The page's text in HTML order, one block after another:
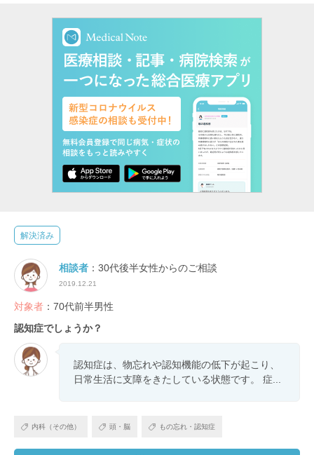
解決済み
相談者 ：30代後半女性からのご相談
2019.12.21
対象者 ：70代前半男性
認知症でしょうか？
認知症は、物忘れや認知機能の低下が起こり、
日常生活に支障をきたしている状態です。 症...
内科（その他） 頭・脳 もの忘れ・認知症